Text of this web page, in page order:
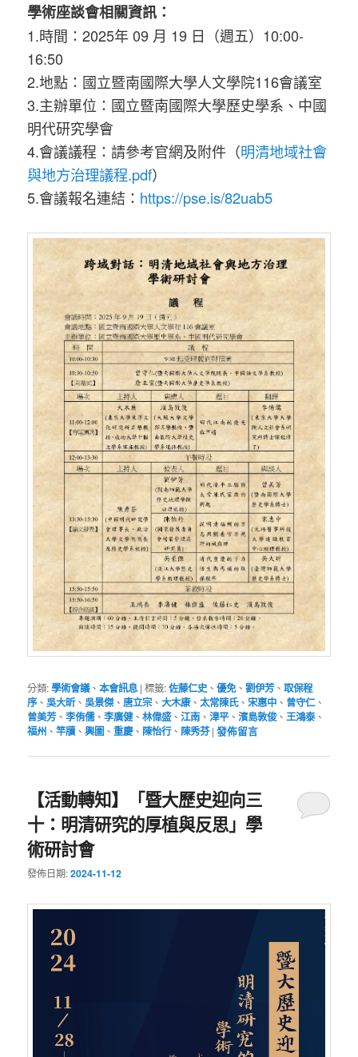
學術座談會相關資訊：
1.時間：2025年 09 月 19 日（週五）10:00-
16:50
2.地點：國立暨南國際大學人文學院116會議室
3.主辦單位：國立暨南國際大學歷史學系、中國
明代研究學會
4.會議議程：請參考官網及附件（明清地域社會
與地方治理議程.pdf）
5.會議報名連結： https://pse.is/82uab5
分類:學術會議、本會訊息 |標籤:佐藤仁史 、優免、劉伊芳、取保程
序、吳大昕、吳景傑、 唐立宗、大木康、太常陳氏、 宋惠中 、 曾守仁、
曾美芳、李侑儒、李廣健、林偉盛、江南、漳平、濱島敦俊、王鴻泰、
福州 、竿牘、輿圖 、重慶、 陳怡行、 陳秀芬 |發佈留言
【活動轉知】「暨大歷史迎向三
十：明清研究的厚植與反思」學
術研討會
發佈日期:2024-11-12